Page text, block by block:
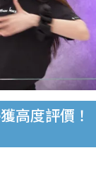
高度評價！